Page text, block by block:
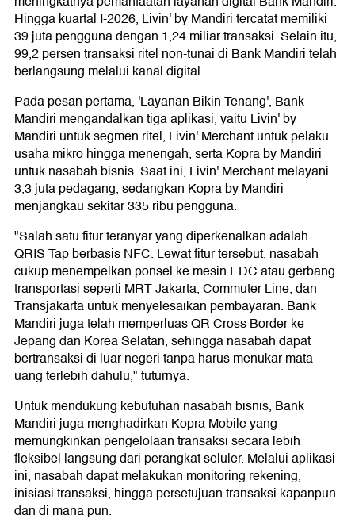
Hingga kuartal I-2026, Livin' by Mandiri tercatat memiliki
39 juta pengguna dengan 1,24 miliar transaksi. Selain itu,
99,2 persen transaksi ritel non-tunai di Bank Mandiri telah
berlangsung melalui kanal digital.
Pada pesan pertama, 'Layanan Bikin Tenang', Bank
Mandiri mengandalkan tiga aplikasi, yaitu Livin' by
Mandiri untuk segmen ritel, Livin' Merchant untuk pelaku
usaha mikro hingga menengah, serta Kopra by Mandiri
untuk nasabah bisnis. Saat ini, Livin' Merchant melayani
3,3 juta pedagang, sedangkan Kopra by Mandiri
menjangkau sekitar 335 ribu pengguna.
"Salah satu fitur teranyar yang diperkenalkan adalah
QRIS Tap berbasis NFC. Lewat fitur tersebut, nasabah
cukup menempelkan ponsel ke mesin EDC atau gerbang
transportasi seperti MRT Jakarta, Commuter Line, dan
Transjakarta untuk menyelesaikan pembayaran. Bank
Mandiri juga telah memperluas QR Cross Border ke
Jepang dan Korea Selatan, sehingga nasabah dapat
bertransaksi di luar negeri tanpa harus menukar mata
uang terlebih dahulu," tuturnya.
Untuk mendukung kebutuhan nasabah bisnis, Bank
Mandiri juga menghadirkan Kopra Mobile yang
memungkinkan pengelolaan transaksi secara lebih
fleksibel langsung dari perangkat seluler. Melalui aplikasi
ini, nasabah dapat melakukan monitoring rekening,
inisiasi transaksi, hingga persetujuan transaksi kapanpun
dan di mana pun.